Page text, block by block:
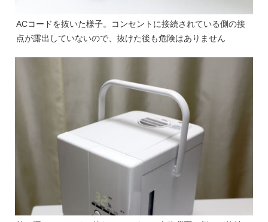
ACコードを抜いた様子。コンセントに接続されている側の接
点が露出していないので、抜けた後も危険はありません